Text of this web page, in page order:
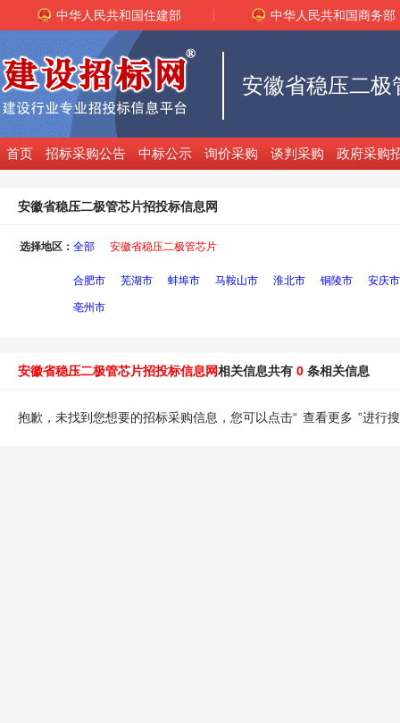
中华人民共和国住建部 中华人民共和国商务部
首页 招标采购公告 中标公示 询价采购 谈判采购 政府采购
安徽省稳压二极管芯片招投标信息网
选择地区： 全部 安徽省稳压二极管芯片
合肥市 芜湖市 蚌埠市 马鞍山市 淮北市 铜陵市 安庆市
亳州市
安徽省稳压二极管芯片招投标信息网相关信息共有 0 条相关信息
抱歉，未找到您想要的招标采购信息，您可以点击“ 查看更多 ”进行